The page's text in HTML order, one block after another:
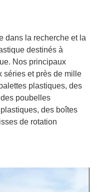
dans la recherche et la
destinés à
Nos principaux
séries et près de mille
plastiques, des
poubelles
des boîtes
de rotation